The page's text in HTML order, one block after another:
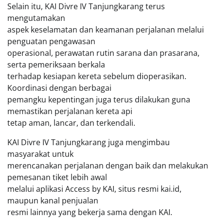
Selain itu, KAI Divre IV Tanjungkarang terus
mengutamakan
aspek keselamatan dan keamanan perjalanan melalui
penguatan pengawasan
operasional, perawatan rutin sarana dan prasarana,
serta pemeriksaan berkala
terhadap kesiapan kereta sebelum dioperasikan.
Koordinasi dengan berbagai
pemangku kepentingan juga terus dilakukan guna
memastikan perjalanan kereta api
tetap aman, lancar, dan terkendali.
KAI Divre IV Tanjungkarang juga mengimbau
masyarakat untuk
merencanakan perjalanan dengan baik dan melakukan
pemesanan tiket lebih awal
melalui aplikasi Access by KAI, situs resmi kai.id,
maupun kanal penjualan
resmi lainnya yang bekerja sama dengan KAI.